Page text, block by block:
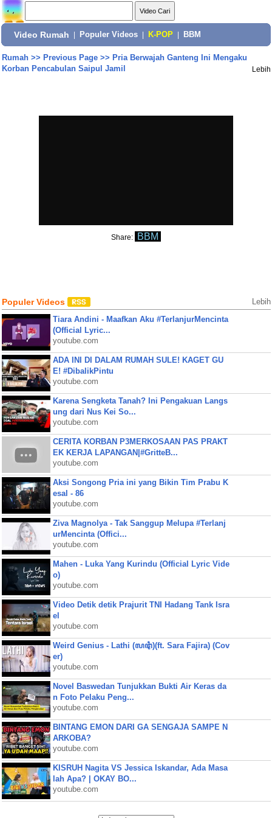
Video Rumah Populer Videos K-POP BBM
Rumah>> Previous Page>> Pria Berwajah Ganteng Ini Mengaku
Korban Pencabulan Saipul Jamil
Lebih
Share: BBM
Populer Videos Lebih
Tiara Andini - Maafkan Aku #TerlanjurMencinta
(Official Lyric...
youtube.com
ADA INI DI DALAM RUMAH SULE! KAGET GU
E! #DibalikPintu
youtube.com
Karena Sengketa Tanah? Ini Pengakuan Langs
ung dari Nus Kei So...
youtube.com
CERITA KORBAN P3MERKOSAAN PAS PRAKT
EK KERJA LAPANGAN|#GritteB...
youtube.com
Aksi Songong Pria ini yang Bikin Tim Prabu K
esal - 86
youtube.com
Ziva Magnolya - Tak Sanggup Melupa #Terlanj
urMencinta (Offici...
youtube.com
Mahen - Luka Yang Kurindu (Official Lyric Vide
o)
youtube.com
Video Detik detik Prajurit TNI Hadang Tank Isra
el
youtube.com
Weird Genius - Lathi (ꦭꦛꦶ)(ft. Sara Fajira) (Cov
er)
youtube.com
Novel Baswedan Tunjukkan Bukti Air Keras da
n Foto Pelaku Peng...
youtube.com
BINTANG EMON DARI GA SENGAJA SAMPE N
ARKOBA?
youtube.com
KISRUH Nagita VS Jessica Iskandar, Ada Masa
lah Apa? | OKAY BO...
youtube.com